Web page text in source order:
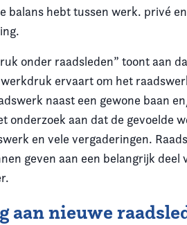
balans hebt tussen werk. privé
onder raadsleden” toont aan
ervaart om het
naast een gewone baan
onderzoek aan dat de gevoelde
en vele vergaderingen.
geven aan een belangrijk
aan nieuwe